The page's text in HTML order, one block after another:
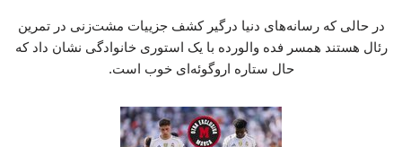
در حالی که رسانه‌های دنیا درگیر کشف جزییات مشت‌زنی در تمرین
رئال هستند همسر فده والورده با یک استوری خانوادگی نشان داد که
حال ستاره اروگوئه‌ای خوب است.